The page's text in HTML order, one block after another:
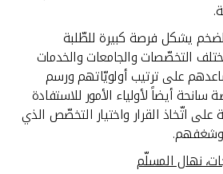
يشكل فرصة كبيرة للطّلبة
التخصّصات والجامعات والخدمات
على ترتيب أولويّاتهم ورسم
أيضاً لأولياء الأمور للاستفادة
على اتّخاذ القرار واختيار التخصّص الذي
وشغفهم.
نهال المسلّم